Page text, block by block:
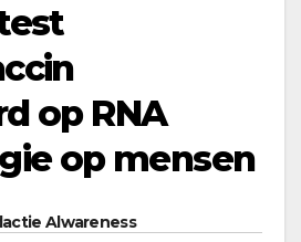
op RNA
op mensen
Alwareness